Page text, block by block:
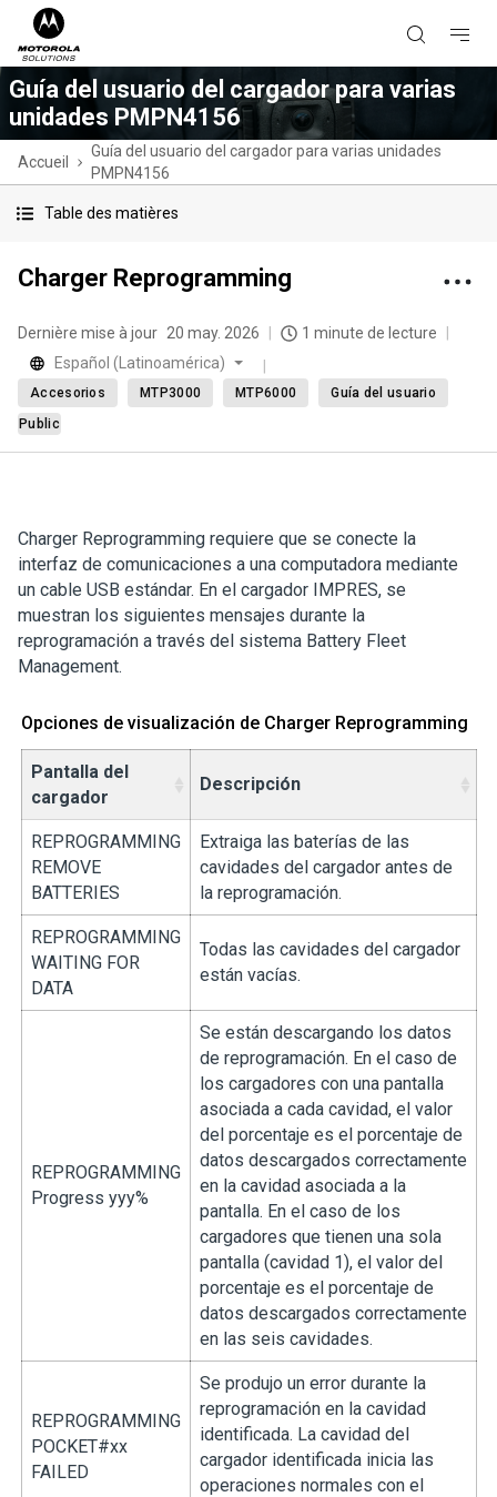
Guía del usuario del cargador para varias
unidades PMPN4156
Accueil
Guía del usuario del cargador para varias unidades
PMPN4156
Table des matières
Charger Reprogramming
Dernière mise à jour 20 may. 2026
1 minute de lecture
Español (Latinoamérica)
Accesorios MTP3000 MTP6000
Guía del usuario
Public
Charger Reprogramming requiere que se conecte la
interfaz de comunicaciones a una computadora mediante
un cable USB estándar. En el cargador IMPRES, se
muestran los siguientes mensajes durante la
reprogramación a través del sistema Battery Fleet
Management.
Opciones de visualización de Charger Reprogramming
Pantalla del
cargador
Descripción
REPROGRAMMING
REMOVE
BATTERIES
Extraiga las baterías de las
cavidades del cargador antes de
la reprogramación.
REPROGRAMMING
WAITING FOR
DATA
Todas las cavidades del cargador
están vacías.
REPROGRAMMING
Progress yyy%
Se están descargando los datos
de reprogramación. En el caso de
los cargadores con una pantalla
asociada a cada cavidad, el valor
del porcentaje es el porcentaje de
datos descargados correctamente
en la cavidad asociada a la
pantalla. En el caso de los
cargadores que tienen una sola
pantalla (cavidad 1), el valor del
porcentaje es el porcentaje de
datos descargados correctamente
en las seis cavidades.
REPROGRAMMING
POCKET#xx
FAILED
Se produjo un error durante la
reprogramación en la cavidad
identificada. La cavidad del
cargador identificada inicia las
operaciones normales con el